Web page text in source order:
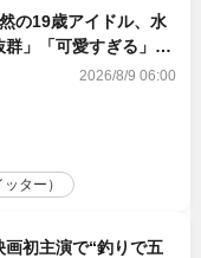
の19歳アイドル、水
」「可愛すぎる」と
2026/8/9 06:00
ター）
初主演で“釣りで五